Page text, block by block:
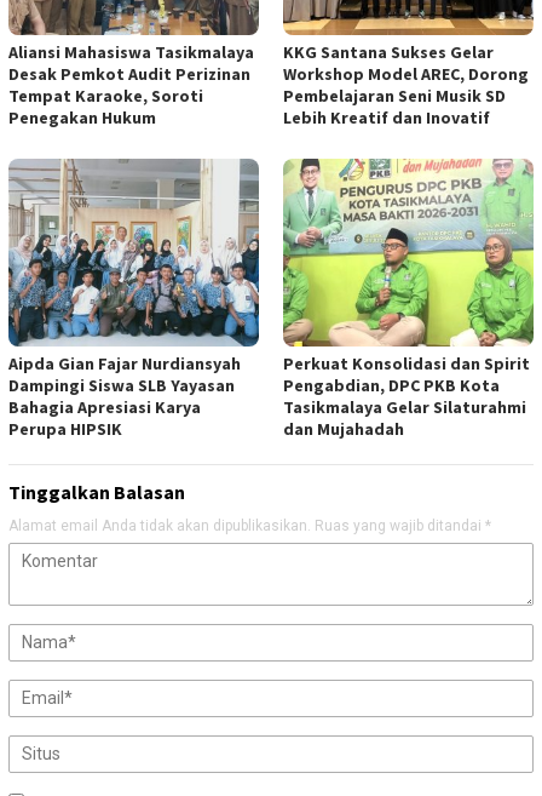
Aliansi Mahasiswa Tasikmalaya
Desak Pemkot Audit Perizinan
Tempat Karaoke, Soroti
Penegakan Hukum
KKG Santana Sukses Gelar
Workshop Model AREC, Dorong
Pembelajaran Seni Musik SD
Lebih Kreatif dan Inovatif
Aipda Gian Fajar Nurdiansyah
Dampingi Siswa SLB Yayasan
Bahagia Apresiasi Karya
Perupa HIPSIK
Perkuat Konsolidasi dan Spirit
Pengabdian, DPC PKB Kota
Tasikmalaya Gelar Silaturahmi
dan Mujahadah
Tinggalkan Balasan
Alamat email Anda tidak akan dipublikasikan. Ruas yang wajib ditandai *